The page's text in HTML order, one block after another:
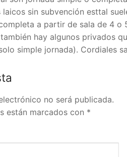
laicos sin subvención esttal
a partir de sala de 4 o
hay algunos privados
simple jornada). Cordiales
no será publicada.
están marcados con *